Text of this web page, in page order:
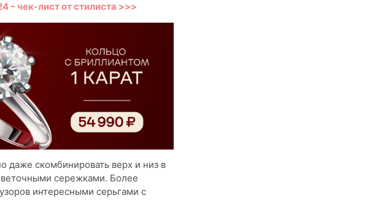
– чек-лист от стилиста >>>
даже скомбинировать верх и низ в
сережками. Более
интересными серьгами с